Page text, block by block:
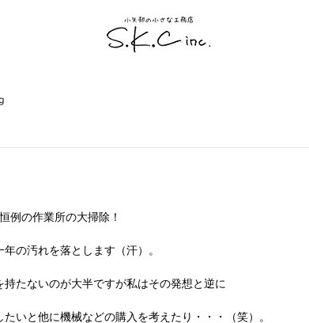
例の作業所の大掃除！
年の汚れを落とします（汗）。
たないのが大半ですが私はその発想と逆に
いと他に機械などの購入を考えたり・・・（笑）。